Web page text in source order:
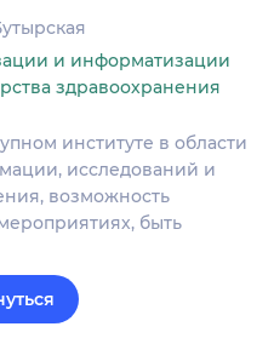
и информатизации
здравоохранения
институте в области
исследований и
возможность
быть